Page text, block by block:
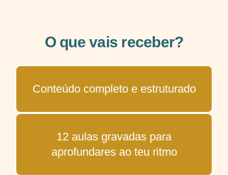
O que vais receber?
Conteúdo completo e estruturado
12 aulas gravadas para
aprofundares ao teu ritmo